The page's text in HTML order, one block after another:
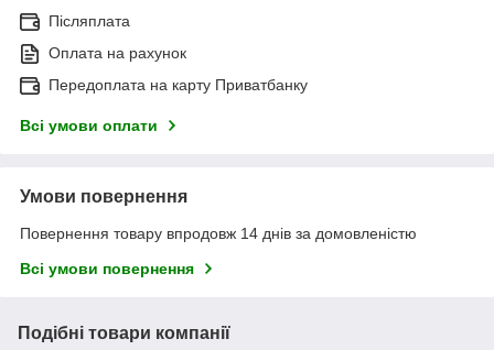
Післяплата
Оплата на рахунок
Передоплата на карту Приватбанку
Всі умови оплати
Умови повернення
Повернення товару впродовж 14 днів за домовленістю
Всі умови повернення
Подібні товари компанії